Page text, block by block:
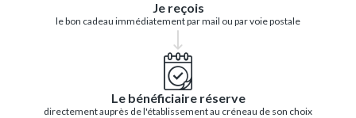
Je reçois
le bon cadeau immédiatement par mail ou par voie postale
Le bénéficiaire réserve
directement auprès de l'établissement au créneau de son choix